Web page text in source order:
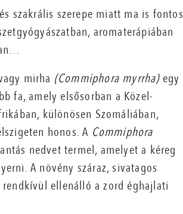
szakrális szerepe miatt ma is fontos
aromaterápiában
mirha (Commiphora myrrha)egy
fa, amely elsősorban a Közel-
különösen Szomáliában,
honos. A Commiphora
nedvet termel, amelyet a kéreg
A növény száraz, sivatagos
ellenálló a zord éghajlati